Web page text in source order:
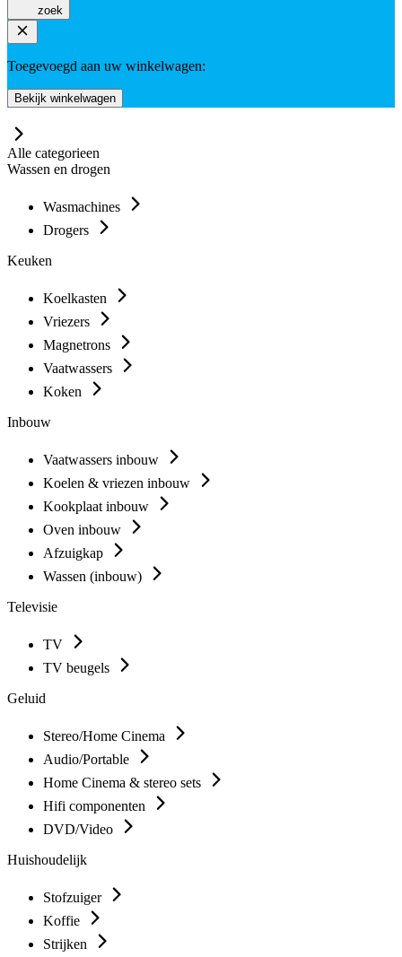
zoek
Toegevoegd aan uw winkelwagen:
Bekijk winkelwagen
Alle categorieen
Wassen en drogen
Wasmachines
Drogers
Keuken
Koelkasten
Vriezers
Magnetrons
Vaatwassers
Koken
Inbouw
Vaatwassers inbouw
Koelen & vriezen inbouw
Kookplaat inbouw
Oven inbouw
Afzuigkap
Wassen (inbouw)
Televisie
TV
TV beugels
Geluid
Stereo/Home Cinema
Audio/Portable
Home Cinema & stereo sets
Hifi componenten
DVD/Video
Huishoudelijk
Stofzuiger
Koffie
Strijken